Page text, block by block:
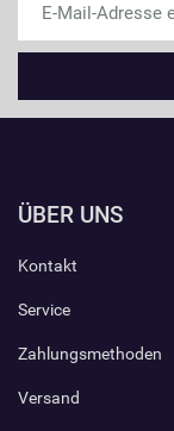
ÜBER UNS
Kontakt
Service
Zahlungsmethoden
Versand